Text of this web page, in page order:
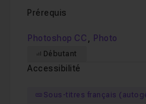
Prérequis
Photoshop CC , Photo
Débutant
Accessibilité
Sous-titres français